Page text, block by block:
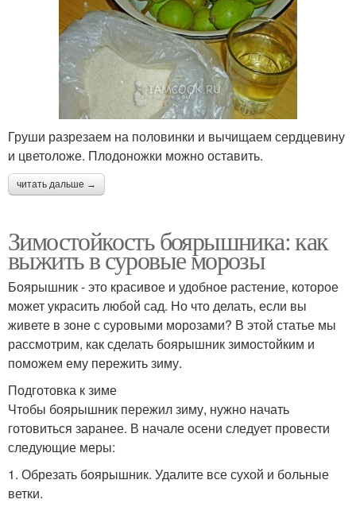
Груши разрезаем на половинки и вычищаем сердцевину
и цветоложе. Плодоножки можно оставить.
читать дальше →
Зимостойкость боярышника: как
выжить в суровые морозы
Боярышник - это красивое и удобное растение, которое
может украсить любой сад. Но что делать, если вы
живете в зоне с суровыми морозами? В этой статье мы
рассмотрим, как сделать боярышник зимостойким и
поможем ему пережить зиму.
Подготовка к зиме
Чтобы боярышник пережил зиму, нужно начать
готовиться заранее. В начале осени следует провести
следующие меры:
1. Обрезать боярышник. Удалите все сухой и больные
ветки.